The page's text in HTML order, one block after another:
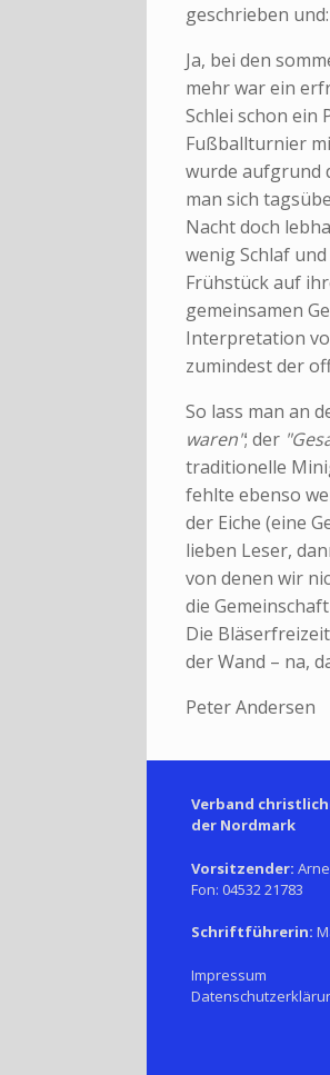
geschrieben und:
Ja, bei den
mehr war ein
Schlei schon ein
Fußballturnier
wurde aufgrund
man sich
Nacht doch
wenig Schlaf
Frühstück auf
gemeinsamen
Interpretation
zumindest der
So lass man an
waren"; der
traditionelle
fehlte ebenso
der Eiche (eine
lieben Leser,
von denen wir
die
Die
der Wand – na,
Peter Andersen
Verband
der Nordmark
Vorsitzender:
Fon: 04532 21783
Schriftführerin:
Impressum